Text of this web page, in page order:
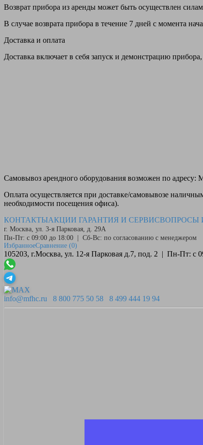
Возврат прибора из аренды может быть осуществлен
В случае возврата прибора в течение 7 дней с момента
Доставка и оплата
Доставка включает в себя запуск и демонстрацию
Самовывоз арендного оборудования возможен по
Оплата осуществляется при доставке/самовывозе
необходимости посещения офиса).
КОНТАКТЫАКЦИИ ГАРАНТИЯ И СЕРВИСВОПРОСЫ
г. Москва, ул. 3-я Парковая, д. 29А
Пн-Пт: с 09:00 до 18:00 | Сб-Вс: по согласованию с менеджером
ИзбранноеСравнение (0)
105203, г.Москва, ул. 12-я Парковая д.7, под. 2 | Пн-Пт:
info@mfhc.ru 8 800 775 50 58 8 499 444 19 94